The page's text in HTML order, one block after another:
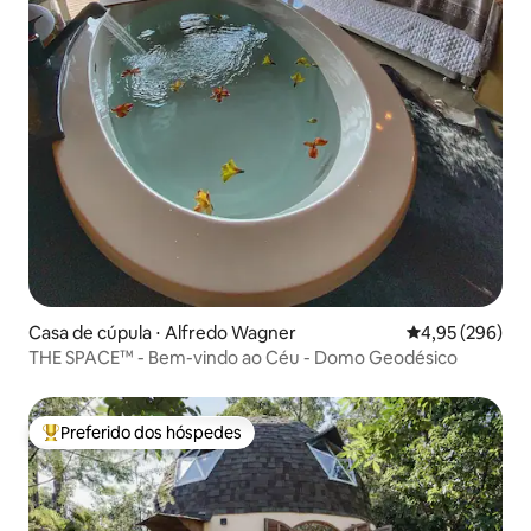
Casa de cúpula ⋅ Alfredo Wagner 4,95 de uma
4,95 (296)
THE SPACE™ - Bem-vindo ao Céu - Domo Geodésico
Entre os melhores preferidos dos hóspedes
Preferido dos hóspedes